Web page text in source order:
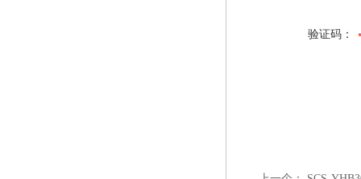
验证码：